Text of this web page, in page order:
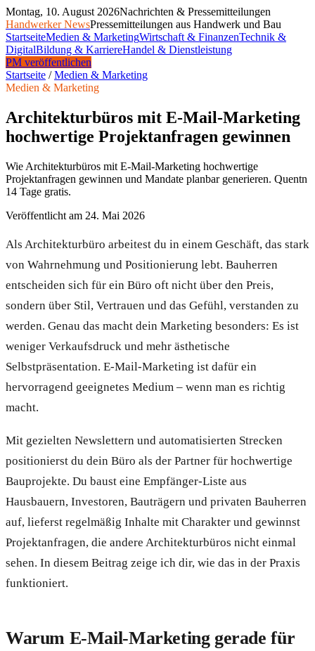
Montag, 10. August 2026Nachrichten & Pressemitteilungen
Handwerker NewsPressemitteilungen aus Handwerk und Bau
StartseiteMedien & MarketingWirtschaft & FinanzenTechnik &
DigitalBildung & KarriereHandel & Dienstleistung
PM veröffentlichen
Startseite /Medien & Marketing
Medien & Marketing
Architekturbüros mit E-Mail-Marketing
hochwertige Projektanfragen gewinnen
Wie Architekturbüros mit E-Mail-Marketing hochwertige
Projektanfragen gewinnen und Mandate planbar generieren. Quentn
14 Tage gratis.
Veröffentlicht am 24. Mai 2026
Als Architekturbüro arbeitest du in einem Geschäft, das stark
von Wahrnehmung und Positionierung lebt. Bauherren
entscheiden sich für ein Büro oft nicht über den Preis,
sondern über Stil, Vertrauen und das Gefühl, verstanden zu
werden. Genau das macht dein Marketing besonders: Es ist
weniger Verkaufsdruck und mehr ästhetische
Selbstpräsentation. E-Mail-Marketing ist dafür ein
hervorragend geeignetes Medium – wenn man es richtig
macht.
Mit gezielten Newslettern und automatisierten Strecken
positionierst du dein Büro als der Partner für hochwertige
Bauprojekte. Du baust eine Empfänger-Liste aus
Hausbauern, Investoren, Bauträgern und privaten Bauherren
auf, lieferst regelmäßig Inhalte mit Charakter und gewinnst
Projektanfragen, die andere Architekturbüros nicht einmal
sehen. In diesem Beitrag zeige ich dir, wie das in der Praxis
funktioniert.
Warum E-Mail-Marketing gerade für